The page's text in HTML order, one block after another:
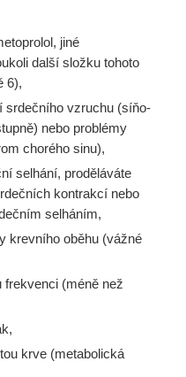
jiné
další složku tohoto
6),
srdečního vzruchu (síňo-
nebo problémy
chorého sinu),
selhání, proděláváte
kontrakcí nebo
selháním,
krevního oběhu (vážné
frekvenci (méně než
krve (metabolická